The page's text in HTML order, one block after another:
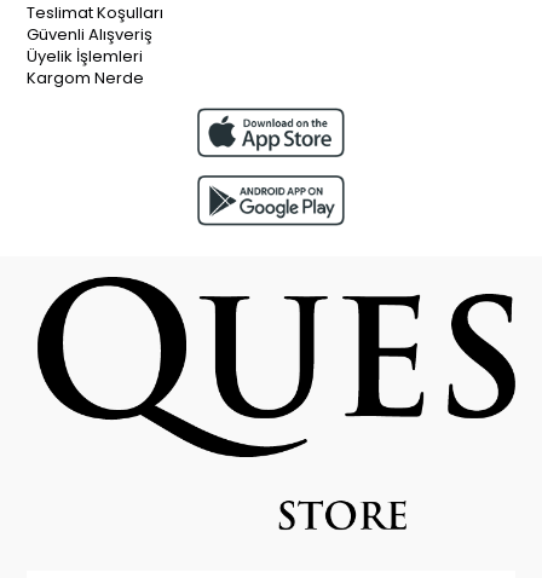
Teslimat Koşulları
Güvenli Alışveriş
Üyelik İşlemleri
Kargom Nerde